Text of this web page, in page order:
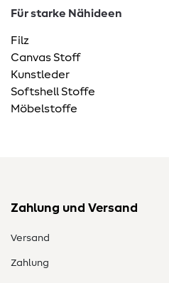
Für starke Nähideen
Filz
Canvas Stoff
Kunstleder
Softshell Stoffe
Möbelstoffe
Zahlung und Versand
Versand
Zahlung